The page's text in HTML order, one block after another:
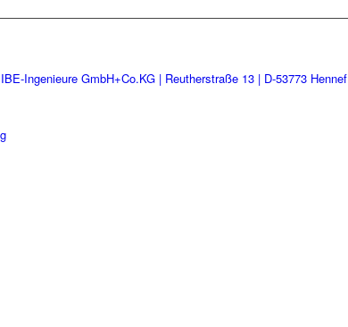
IBE-Ingenieure GmbH+Co.KG | Reutherstraße 13 | D-53773 Hennef